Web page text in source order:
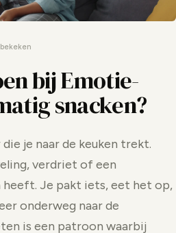
bij Emotie-
snacken?
je naar de keuken trekt.
verdriet of een
heeft. Je pakt iets, eet het op,
onderweg naar de
is een patroon waarbij